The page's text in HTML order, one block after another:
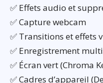
✅ Effets audio et
✅ Capture webcam
✅ Transitions et effets
✅ Enregistrement
✅ Écran vert (Chroma
✅ Cadres d’appareil